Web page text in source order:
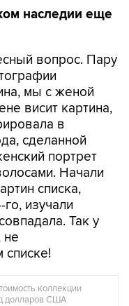
наследии еще
вопрос. Пару
мы с женой
висит картина,
в
сделанной
портрет
Начали
списка,
го, изучали
Так у
не
коллекции
долларов США